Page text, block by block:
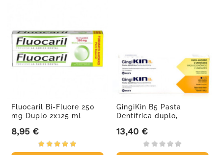
Fluocaril Bi-Fluore 250
mg Duplo 2x125 ml
Precio
8,95 €
GingiKin B5 Pasta
Dentífrica duplo,
Precio
13,40 €